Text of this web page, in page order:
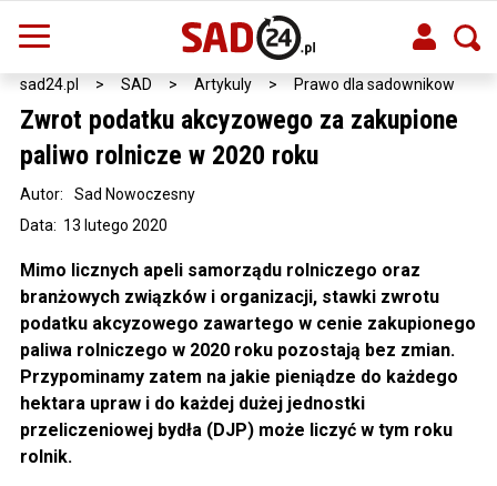
sad24.pl > SAD > Artykuly > Prawo dla sadownikow
Zwrot podatku akcyzowego za zakupione
paliwo rolnicze w 2020 roku
Data: 13 lutego 2020
Autor: Sad Nowoczesny
Mimo licznych apeli samorządu rolniczego oraz
branżowych związków i organizacji, stawki zwrotu
podatku akcyzowego zawartego w cenie zakupionego
paliwa rolniczego w 2020 roku pozostają bez zmian.
Przypominamy zatem na jakie pieniądze do każdego
hektara upraw i do każdej dużej jednostki
przeliczeniowej bydła (DJP) może liczyć w tym roku
rolnik.